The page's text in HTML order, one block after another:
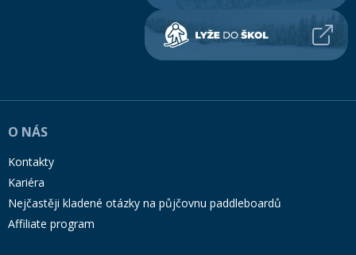
O NÁS
Kontakty
Kariéra
Nejčastěji kladené otázky na půjčovnu paddleboardů
Affiliate program